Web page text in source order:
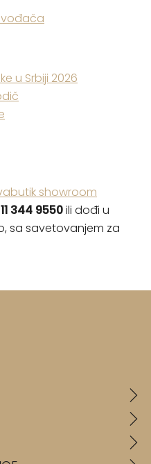
u Srbiji 2026
showroom
344 9550ili dođi u
sa savetovanjem za